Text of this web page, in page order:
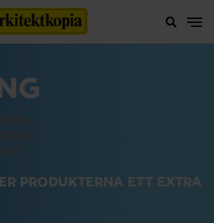
PRODUKTERNA ETT EXTRA